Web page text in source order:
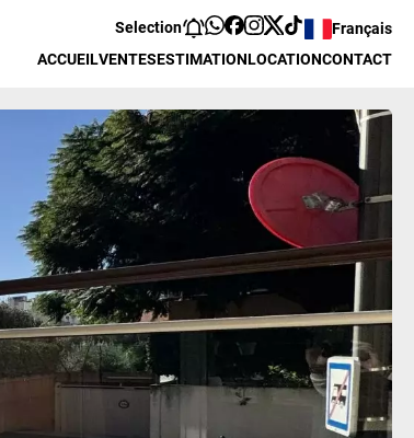
Selection
Français
ACCUEILVENTESESTIMATIONLOCATIONCONTACT